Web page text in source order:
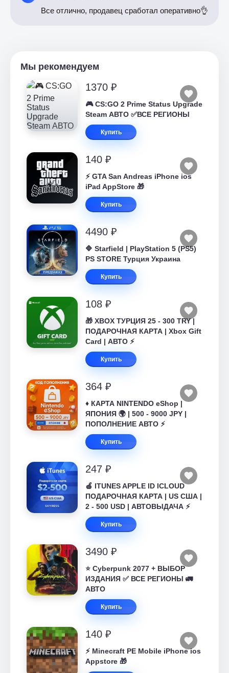
Все отлично, продавец сработал оперативно👌
Мы рекомендуем
1370 ₽
🎮 CS:GO 2 Prime Status Upgrade
Steam АВТО ✅ВСЕ РЕГИОНЫ
Купить
140 ₽
⚡️ GTA San Andreas iPhone ios
iPad AppStore 🎁
Купить
4490 ₽
🔷 Starfield | PlayStation 5 (PS5)
PS STORE Турция Украина
Купить
108 ₽
🎁 XBOX ТУРЦИЯ 25 - 300 TRY |
ПОДАРОЧНАЯ КАРТА | Xbox Gift
Card | АВТО ⚡
Купить
364 ₽
♦️ КАРТА NINTENDO eShop |
ЯПОНИЯ 🌍 | 500 - 9000 JPY |
ПОПОЛНЕНИЕ АВТО ⚡
Купить
247 ₽
🍎 ITUNES APPLE ID ICLOUD
ПОДАРОЧНАЯ КАРТА | US США |
2 - 500 USD | АВТОВЫДАЧА ⚡️
Купить
3490 ₽
⭐ Cyberpunk 2077 + ВЫБОР
ИЗДАНИЯ ✅ ВСЕ РЕГИОНЫ 🚛
АВТО
Купить
140 ₽
⚡️ Minecraft PE Mobile iPhone ios
Appstore 🎁